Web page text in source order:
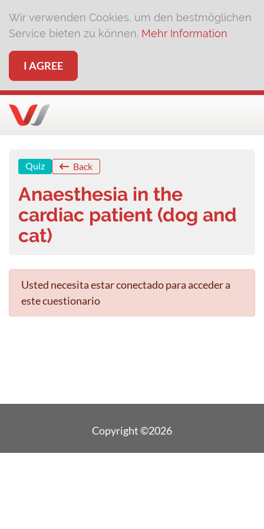
Wir verwenden Cookies, um den bestmöglichen
Service bieten zu können. Mehr Information
I AGREE
Quiz Back
Anaesthesia in the
cardiac patient (dog and
cat)
Usted necesita estar conectado para acceder a
este cuestionario
Copyright ©2026